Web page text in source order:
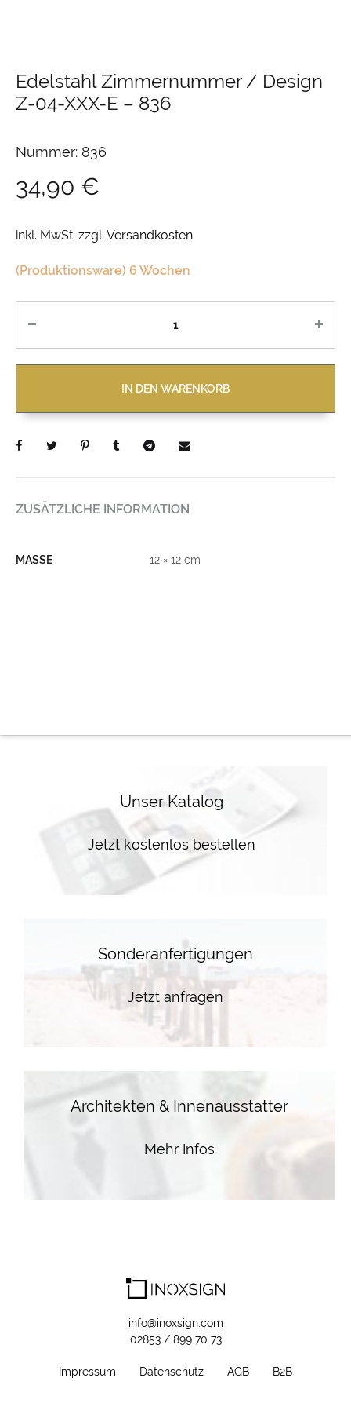
Edelstahl Zimmernummer / Design
Z-04-XXX-E – 836
Nummer: 836
34,90 €
inkl. MwSt. zzgl. Versandkosten
(Produktionsware) 6 Wochen
IN DEN WARENKORB
ZUSÄTZLICHE INFORMATION
MASSE 12 × 12 cm
Unser Katalog
Jetzt kostenlos bestellen
Sonderanfertigungen
Jetzt anfragen
Architekten & Innenausstatter
Mehr Infos
info@inoxsign.com
02853 / 899 70 73
Impressum Datenschutz AGB B2B